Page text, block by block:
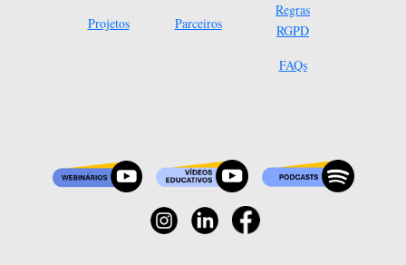
Projetos
Parceiros
Regras
RGPD
FAQs